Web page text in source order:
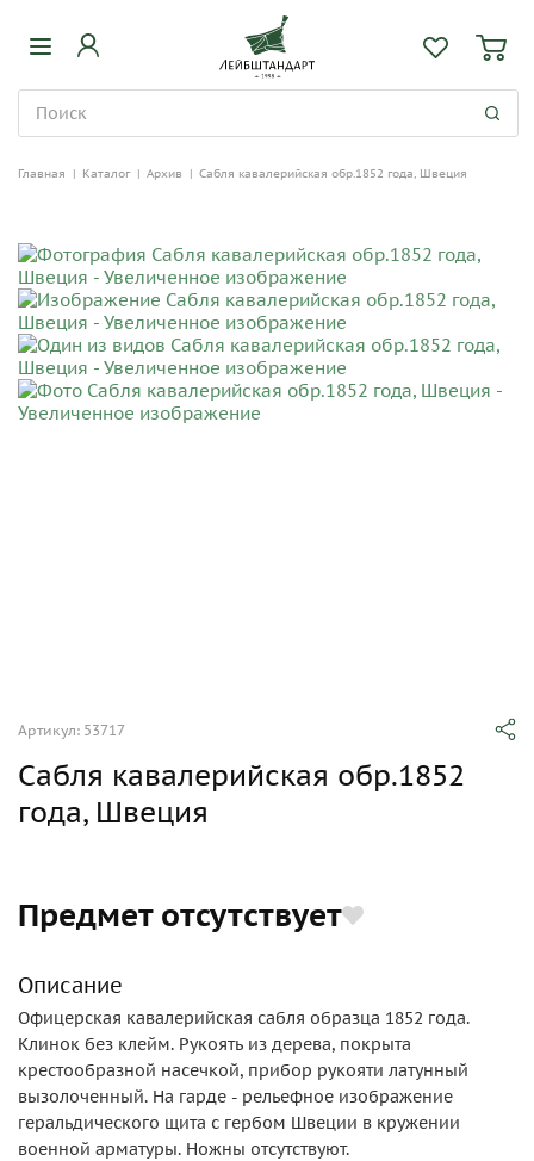
Главная | Каталог | Архив | Сабля кавалерийская обр.1852 года, Швеция
Артикул: 53717
Сабля кавалерийская обр.1852
года, Швеция
Предмет отсутствует
Описание
Офицерская кавалерийская сабля образца 1852 года.
Клинок без клейм. Рукоять из дерева, покрыта
крестообразной насечкой, прибор рукояти латунный
вызолоченный. На гарде - рельефное изображение
геральдического щита с гербом Швеции в кружении
военной арматуры. Ножны отсутствуют.